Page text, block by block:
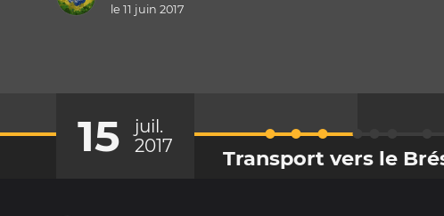
le 11 juin 2017
15
juil.
2017
Transport vers le